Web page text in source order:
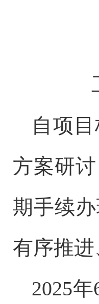
自项
方案研
期手续
有序推
2025